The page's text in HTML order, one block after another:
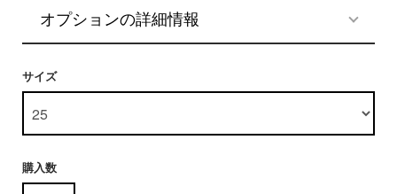
オプションの詳細情報
サイズ
購入数